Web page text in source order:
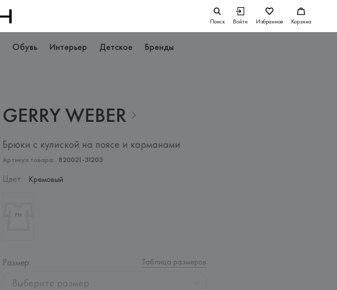
Поиск Войти Избранное Корзина
Обувь Интерьер Детское Бренды
GERRYWEBER
Брюки с кулиской на поясе и карманами
Артикул товара: 820021-31203
Цвет: Кремовый
Размер: Таблица размеров
Выберите размер